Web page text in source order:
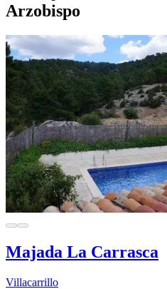
Arzobispo
Majada La Carrasca
Villacarrillo